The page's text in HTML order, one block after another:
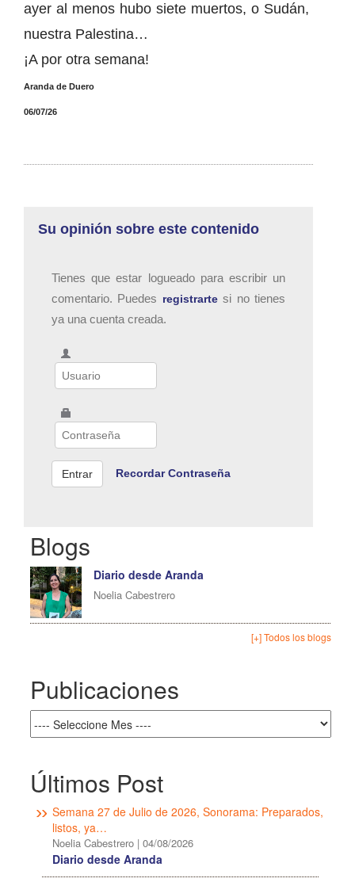
ayer al menos hubo siete muertos, o Sudán,
nuestra Palestina…
¡A por otra semana!
Aranda de Duero
06/07/26
Su opinión sobre este contenido
Tienes que estar logueado para escribir un
comentario. Puedes registrartesi no tienes
ya una cuenta creada.
Recordar Contraseña
Blogs
Diario desde Aranda
Noelia Cabestrero
[+] Todos los blogs
Publicaciones
Últimos Post
Semana 27 de Julio de 2026, Sonorama: Preparados,
listos, ya…
Noelia Cabestrero | 04/08/2026
Diario desde Aranda